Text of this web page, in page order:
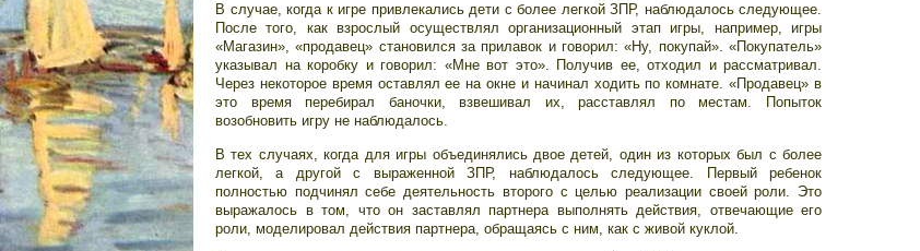
В случае, когда к игре привлекались дети с более легкой ЗПР, наблюдалось следующее.
После того, как взрослый осуществлял организационный этап игры, например, игры
«Магазин», «продавец» становился за прилавок и говорил: «Ну, покупай». «Покупатель»
указывал на коробку и говорил: «Мне вот это». Получив ее, отходил и рассматривал.
Через некоторое время оставлял ее на окне и начинал ходить по комнате. «Продавец» в
это время перебирал баночки, взвешивал их, расставлял по местам. Попыток
возобновить игру не наблюдалось.
В тех случаях, когда для игры объединялись двое детей, один из которых был с более
легкой, а другой с выраженной ЗПР, наблюдалось следующее. Первый ребенок
полностью подчинял себе деятельность второго с целью реализации своей роли. Это
выражалось в том, что он заставлял партнера выполнять действия, отвечающие его
роли, моделировал действия партнера, обращаясь с ним, как с живой куклой.